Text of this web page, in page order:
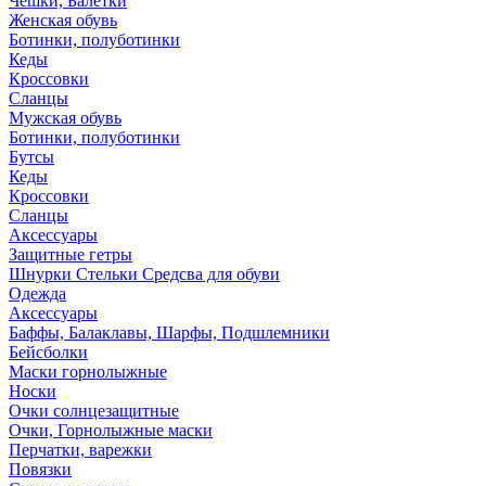
Женская обувь
Ботинки, полуботинки
Кеды
Кроссовки
Сланцы
Мужская обувь
Ботинки, полуботинки
Бутсы
Кеды
Кроссовки
Сланцы
Аксессуары
Защитные гетры
Шнурки Стельки Средсва для обуви
Одежда
Аксессуары
Баффы, Балаклавы, Шарфы, Подшлемники
Бейсболки
Маски горнолыжные
Носки
Очки солнцезащитные
Очки, Горнолыжные маски
Перчатки, варежки
Повязки